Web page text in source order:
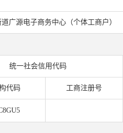
广源电子商务中心（个体工商户）
统一社会信用代码
代码 工商注册号